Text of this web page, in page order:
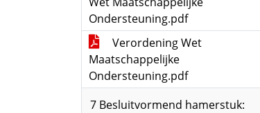
Ondersteuning.pdf
Verordening Wet
Maatschappelijke
Ondersteuning.pdf
7 Besluitvormend hamerstuk: